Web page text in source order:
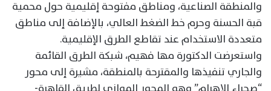
والمنطقة الصناعية، ومناطق مفتوحة إقليمية حول محمية
قبة الحسنة وحرم خط الضغط العالي، بالإضافة إلى مناطق
متعددة الاستخدام عند تقاطع الطرق الإقليمية.
واستعرضت الدكتورة مها فهيم، شبكة الطرق القائمة
والجاري تنفيذها والمقترحة بالمنطقة، مشيرة إلى محور